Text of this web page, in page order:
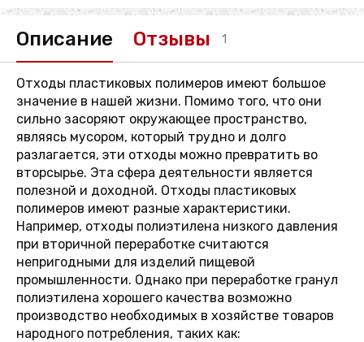
Описание Отзывы 1
Отходы пластиковых полимеров имеют большое
значение в нашей жизни. Помимо того, что они
сильно засоряют окружающее пространство,
являясь мусором, который трудно и долго
разлагается, эти отходы можно превратить во
вторсырье. Эта сфера деятельности является
полезной и доходной. Отходы пластиковых
полимеров имеют разные характеристики.
Например, отходы полиэтилена низкого давления
при вторичной переработке считаются
непригодными для изделий пищевой
промышленности. Однако при переработке гранул
полиэтилена хорошего качества возможно
производство необходимых в хозяйстве товаров
народного потребления, таких как: